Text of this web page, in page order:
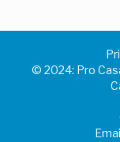
©️ 2024: Pro